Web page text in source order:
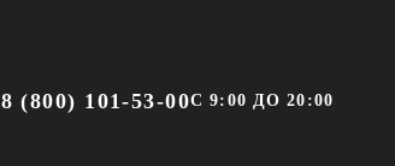
8 (800) 101-53-00С 9:00 ДО 20:00